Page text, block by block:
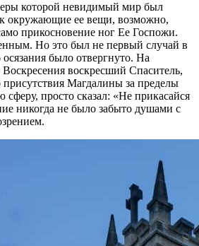
которой невидимый мир был
окружающие ее вещи, возможно,
прикосновение ног Ее Госпожи.
Но это был не первый случай в
осязания было отвергнуто. На
воскресший Спаситель,
присутствия Магдалины за пределы
сферу, просто сказал: «Не прикасайся
никогда не было забыто душами с